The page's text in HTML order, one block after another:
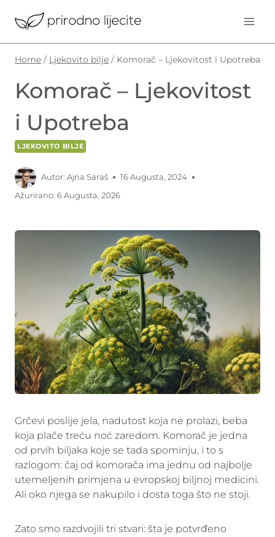
Home / Ljekovito bilje / Komorač – Ljekovitost i Upotreba
Komorač – Ljekovitost
i Upotreba
LJEKOVITO BILJE
Autor: Ajna Saraš
16 Augusta, 2024
Ažurirano: 6 Augusta, 2026
Grčevi poslije jela, nadutost koja ne prolazi, beba
koja plače treću noć zaredom. Komorač je jedna
od prvih biljaka koje se tada spominju, i to s
razlogom: čaj od komorača ima jednu od najbolje
utemeljenih primjena u evropskoj biljnoj medicini.
Ali oko njega se nakupilo i dosta toga što ne stoji.
Zato smo razdvojili tri stvari: šta je potvrđeno